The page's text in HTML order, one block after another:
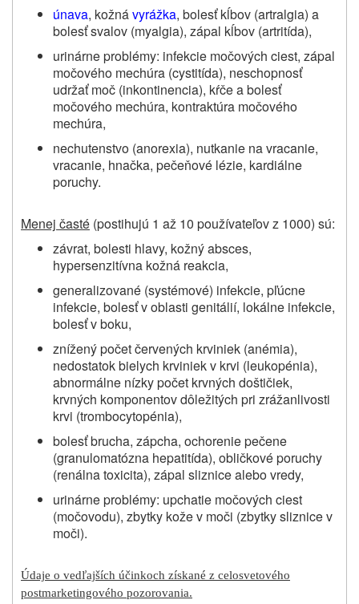
únava, kožnávyrážka, bolesť kĺbov (artralgia) a
bolesť svalov (myalgia), zápal kĺbov (artritída),
urinárne problémy: infekcie močových ciest, zápal
močového mechúra (cystitída), neschopnosť
udržať moč (inkontinencia), kŕče a bolesť
močového mechúra, kontraktúra močového
mechúra,
nechutenstvo (anorexia), nutkanie na vracanie,
vracanie, hnačka, pečeňové lézie, kardiálne
poruchy.
Menej časté (postihujú 1 až 10 používateľov z 1000) sú:
závrat, bolesti hlavy, kožný absces,
hypersenzitívna kožná reakcia,
generalizované (systémové) infekcie, pľúcne
infekcie, bolesť v oblasti genitálií, lokálne infekcie,
bolesť v boku,
znížený počet červených krviniek (anémia),
nedostatok bielych krviniek v krvi (leukopénia),
abnormálne nízky počet krvných doštičiek,
krvných komponentov dôležitých pri zrážanlivosti
krvi (trombocytopénia),
bolesť brucha, zápcha, ochorenie pečene
(granulomatózna hepatitída), obličkové poruchy
(renálna toxicita), zápal sliznice alebo vredy,
urinárne problémy: upchatie močových ciest
(močovodu), zbytky kože v moči (zbytky sliznice v
moči).
Údaje o vedľajších účinkoch získané z celosvetového
postmarketingového pozorovania.